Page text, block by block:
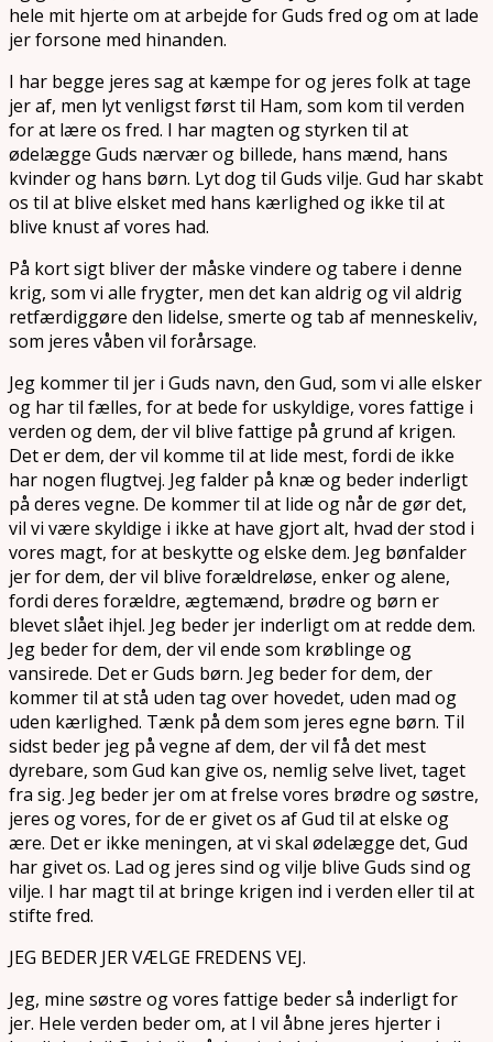
hele mit hjerte om at arbejde for Guds fred og om at lade
jer forsone med hinanden.
I har begge jeres sag at kæmpe for og jeres folk at tage
jer af, men lyt venligst først til Ham, som kom til verden
for at lære os fred. I har magten og styrken til at
ødelægge Guds nærvær og billede, hans mænd, hans
kvinder og hans børn. Lyt dog til Guds vilje. Gud har skabt
os til at blive elsket med hans kærlighed og ikke til at
blive knust af vores had.
På kort sigt bliver der måske vindere og tabere i denne
krig, som vi alle frygter, men det kan aldrig og vil aldrig
retfærdiggøre den lidelse, smerte og tab af menneskeliv,
som jeres våben vil forårsage.
Jeg kommer til jer i Guds navn, den Gud, som vi alle elsker
og har til fælles, for at bede for uskyldige, vores fattige i
verden og dem, der vil blive fattige på grund af krigen.
Det er dem, der vil komme til at lide mest, fordi de ikke
har nogen flugtvej. Jeg falder på knæ og beder inderligt
på deres vegne. De kommer til at lide og når de gør det,
vil vi være skyldige i ikke at have gjort alt, hvad der stod i
vores magt, for at beskytte og elske dem. Jeg bønfalder
jer for dem, der vil blive forældreløse, enker og alene,
fordi deres forældre, ægtemænd, brødre og børn er
blevet slået ihjel. Jeg beder jer inderligt om at redde dem.
Jeg beder for dem, der vil ende som krøblinge og
vansirede. Det er Guds børn. Jeg beder for dem, der
kommer til at stå uden tag over hovedet, uden mad og
uden kærlighed. Tænk på dem som jeres egne børn. Til
sidst beder jeg på vegne af dem, der vil få det mest
dyrebare, som Gud kan give os, nemlig selve livet, taget
fra sig. Jeg beder jer om at frelse vores brødre og søstre,
jeres og vores, for de er givet os af Gud til at elske og
ære. Det er ikke meningen, at vi skal ødelægge det, Gud
har givet os. Lad og jeres sind og vilje blive Guds sind og
vilje. I har magt til at bringe krigen ind i verden eller til at
stifte fred.
JEG BEDER JER VÆLGE FREDENS VEJ.
Jeg, mine søstre og vores fattige beder så inderligt for
jer. Hele verden beder om, at I vil åbne jeres hjerter i